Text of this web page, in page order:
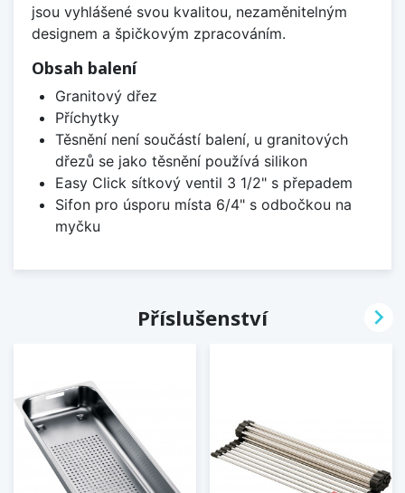
jsou vyhlášené svou kvalitou, nezaměnitelným
designem a špičkovým zpracováním.
Obsah balení
Granitový dřez
Příchytky
Těsnění není součástí balení, u granitových
dřezů se jako těsnění používá silikon
Easy Click sítkový ventil 3 1/2" s přepadem
Sifon pro úsporu místa 6/4" s odbočkou na
myčku
Příslušenství 